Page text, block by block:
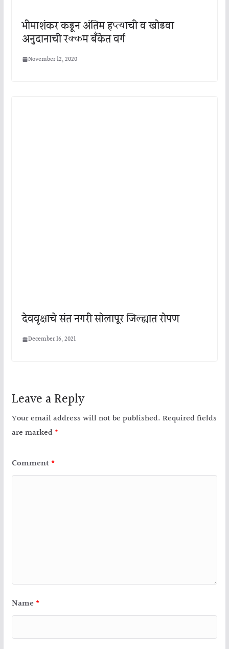
भीमाशंकर कडून अंतिम हप्त्याची व खोडवा
अनुदानाची रक्कम बँकेत वर्ग
November 12, 2020
देववृक्षाचे संत नगरी सोलापूर जिल्ह्यात रोपण
December 16, 2021
Leave a Reply
Your email address will not be published. Required fields
are marked *
Comment *
Name *